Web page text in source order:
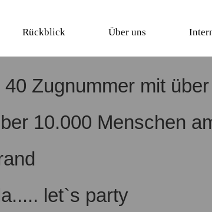
Rückblick Über uns
Zugnummer mit über
10.000 Menschen
let`s party